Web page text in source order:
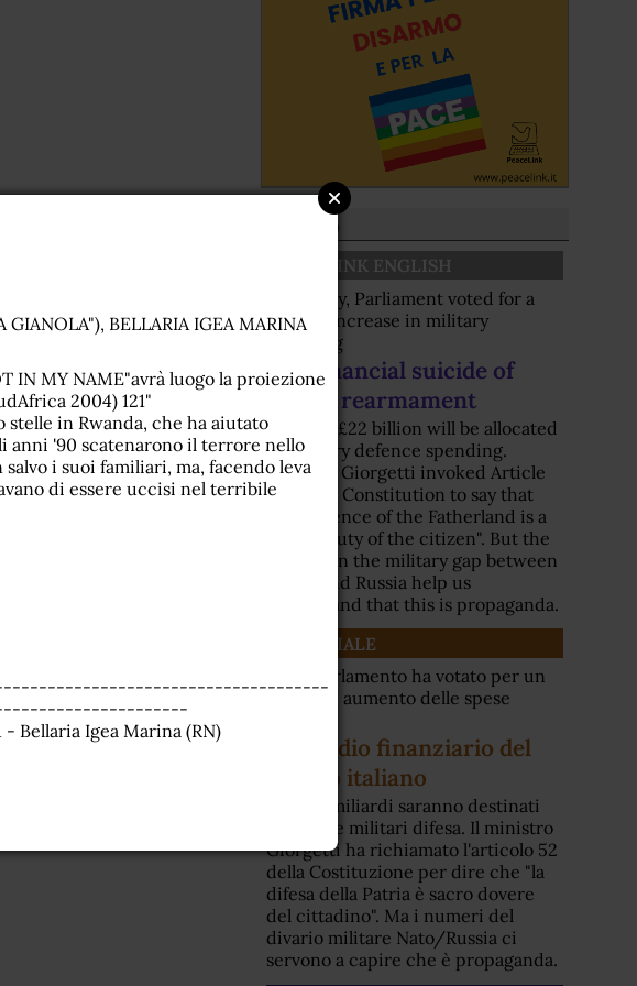
PEACELINK ENGLISH
Yesterday, Parliament voted for a
further increase in military
spending
The financial suicide of
Italian rearmament
Another £22 billion will be allocated
to military defence spending.
Minister Giorgetti invoked Article
52 of the Constitution to say that
"the defence of the Fatherland is a
sacred duty of the citizen". But the
figures on the military gap between
NATO and Russia help us
understand that this is propaganda.
EDITORIALE
Ieri il Parlamento ha votato per un
ulteriore aumento delle spese
Il suicidio finanziario del
riarmo italiano
Altri 22 miliardi saranno destinati
alle spese militari difesa. Il ministro
Giorgetti ha richiamato l'articolo 52
della Costituzione per dire che "la
difesa della Patria è sacro dovere
del cittadino". Ma i numeri del
divario militare Nato/Russia ci
servono a capire che è propaganda.
GIANOLA"), BELLARIA IGEA MARINA
IN MY NAME"avrà luogo la proiezione
2004) 121"
in Rwanda, che ha aiutato
'90 scatenarono il terrore nello
i suoi familiari, ma, facendo leva
di essere uccisi nel terribile
Bellaria Igea Marina (RN)